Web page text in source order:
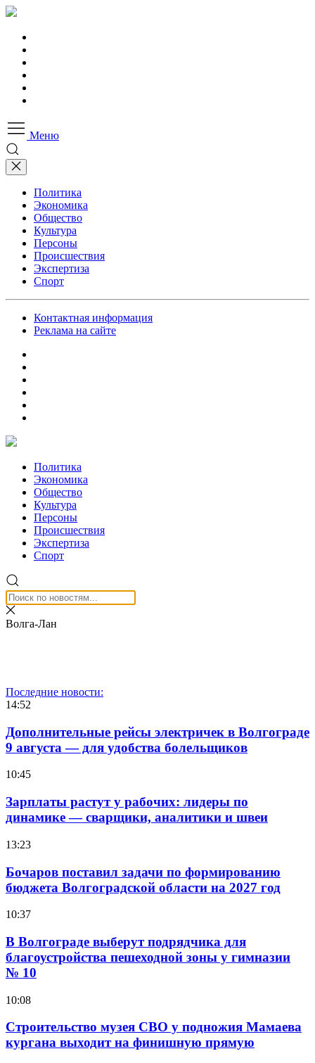
Меню
Политика
Экономика
Общество
Культура
Персоны
Происшествия
Экспертиза
Спорт
Контактная информация
Реклама на сайте
Политика
Экономика
Общество
Культура
Персоны
Происшествия
Экспертиза
Спорт
Волга-Лан
Последние новости:
14:52
Дополнительные рейсы электричек в Волгограде
9 августа — для удобства болельщиков
10:45
Зарплаты растут у рабочих: лидеры по
динамике — сварщики, аналитики и швеи
13:23
Бочаров поставил задачи по формированию
бюджета Волгоградской области на 2027 год
10:37
В Волгограде выберут подрядчика для
благоустройства пешеходной зоны у гимназии
№ 10
10:08
Строительство музея СВО у подножия Мамаева
кургана выходит на финишную прямую